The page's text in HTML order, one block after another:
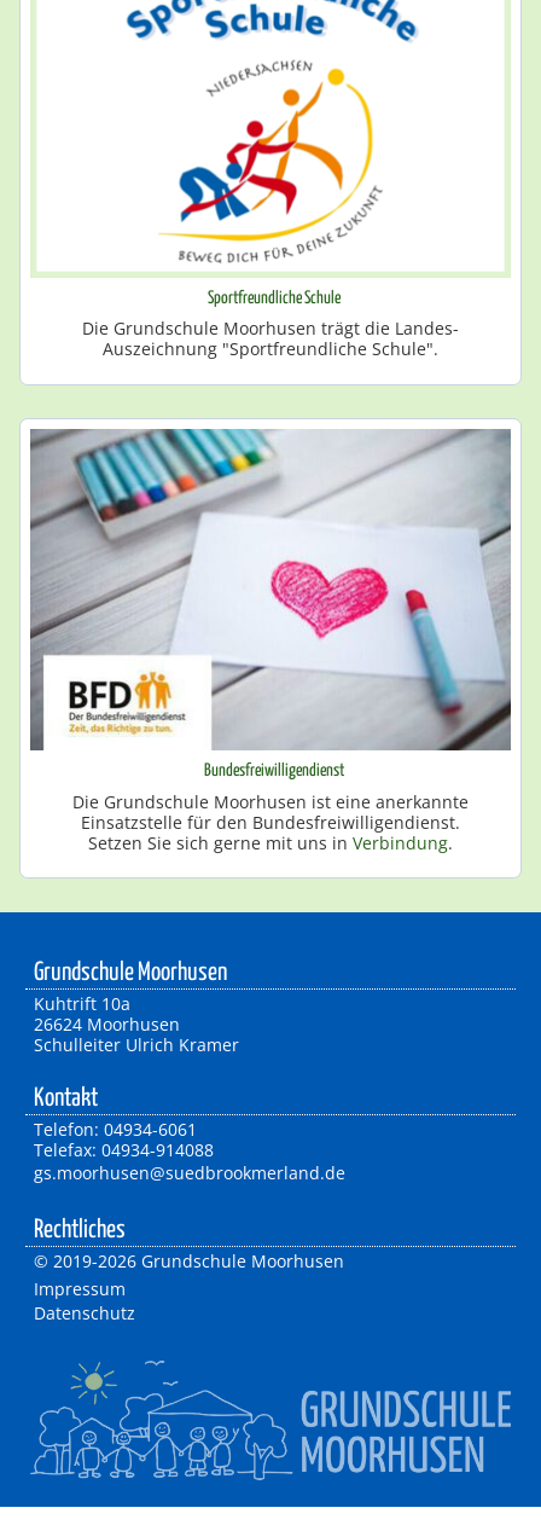
Sportfreundliche Schule
Die Grundschule Moorhusen trägt die Landes-
Auszeichnung "Sportfreundliche Schule".
Bundesfreiwilligendienst
Die Grundschule Moorhusen ist eine anerkannte
Einsatzstelle für den Bundesfreiwilligendienst.
Setzen Sie sich gerne mit uns in Verbindung.
Grundschule Moorhusen
Kuhtrift 10a
26624 Moorhusen
Schulleiter Ulrich Kramer
Kontakt
Telefon: 04934-6061
Telefax: 04934-914088
gs.moorhusen@suedbrookmerland.de
Rechtliches
© 2019-2026 Grundschule Moorhusen
Impressum
Datenschutz